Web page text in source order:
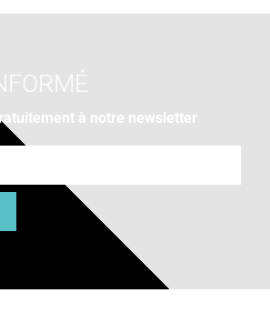
à notre newsletter